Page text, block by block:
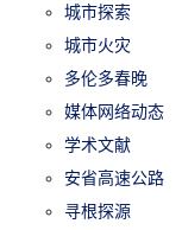
城市探索
城市火灾
多伦多春晚
媒体网络动态
学术文献
安省高速公路
寻根探源